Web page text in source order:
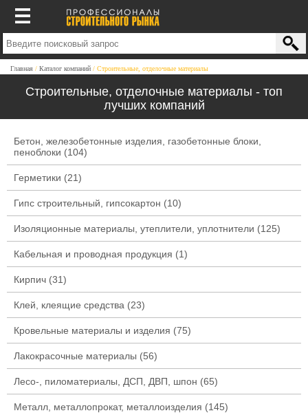
Главная Каталог компаний Строительные, отделочные материалы
Строительные, отделочные материалы - топ
лучших компаний
Бетон, железобетонные изделия, газобетонные блоки,
пеноблоки (104)
Герметики (21)
Гипс строительный, гипсокартон (10)
Изоляционные материалы, утеплители, уплотнители (125)
Кабельная и проводная продукция (1)
Кирпич (31)
Клей, клеящие средства (23)
Кровельные материалы и изделия (75)
Лакокрасочные материалы (56)
Лесо-, пиломатериалы, ДСП, ДВП, шпон (65)
Металл, металлопрокат, металлоизделия (145)